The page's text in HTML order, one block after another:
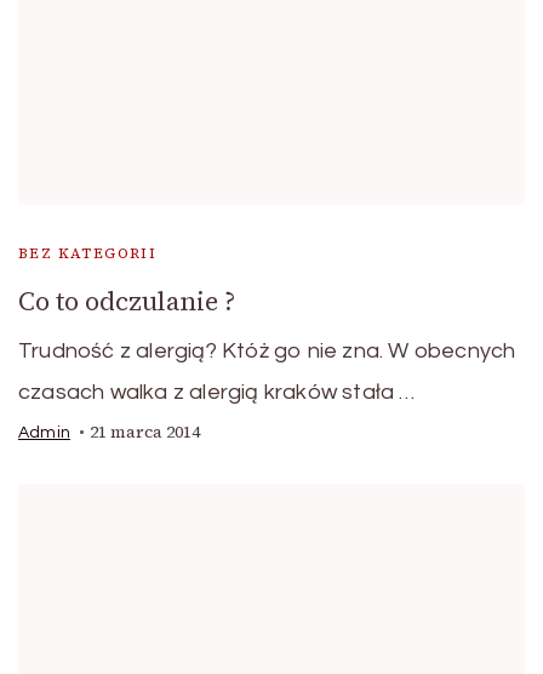
BEZ KATEGORII
Co to odczulanie ?
Trudność z alergią? Któż go nie zna. W obecnych
czasach walka z alergią kraków stała …
Admin 21 marca 2014